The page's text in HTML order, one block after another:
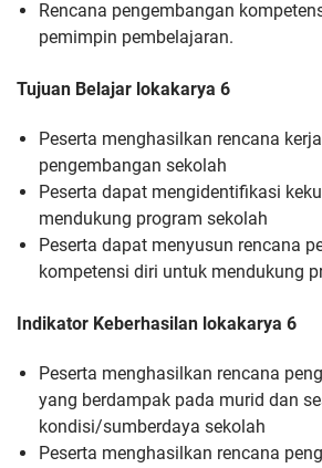
Rencana pengembangan
pemimpin pembelajaran.
Tujuan Belajar lokakarya 6
Peserta menghasilkan rencana
pengembangan sekolah
Peserta dapat mengidentifikasi
mendukung program sekolah
Peserta dapat menyusun rencana
kompetensi diri untuk mendukung
Indikator Keberhasilan lokakarya 6
Peserta menghasilkan rencana
yang berdampak pada murid dan
kondisi/sumberdaya sekolah
Peserta menghasilkan rencana